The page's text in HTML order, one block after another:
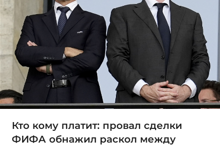
Кто кому платит: провал сделки
ФИФА обнажил раскол между